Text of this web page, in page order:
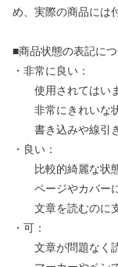
め、実際の商品には
■商品状態の表記に
・非常に良い：
使用されてはいま
非常にきれいな状
書き込みや線引き
・良い：
比較的綺麗な状態
ページやカバーに
文章を読むのに支
・可：
文章が問題なく読